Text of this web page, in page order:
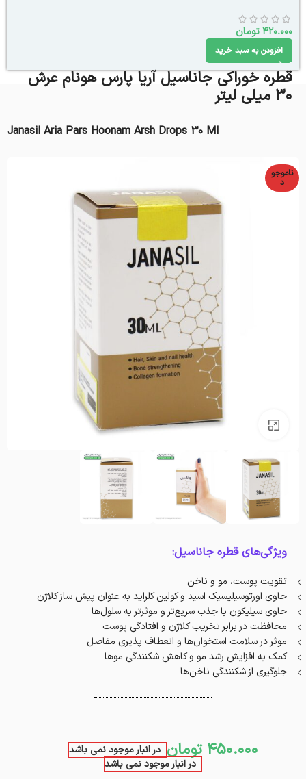
420.000تومان
افزودن به سبد خرید
قطره خوراکی جاناسیل آریا پارس هونام عرش
30 میلی لیتر
Janasil Aria Pars Hoonam Arsh Drops 30 Ml
ناموجو
د
بزرگنمایی تصویر
ویژگی‌های قطره جاناسیل:
تقویت پوست، مو و ناخن
حاوی اورتوسیلیسیک اسید و کولین کلراید به عنوان پیش ساز کلاژن
حاوی سیلیکون با جذب سریع‌تر و موثرتر به سلول‌ها
محافظت در برابر تخریب کلاژن و افتادگی پوست
موثر در سلامت استخوان‌ها و انعطاف پذیری مفاصل
کمک به افزایش رشد مو و کاهش شکنندگی موها
جلوگیری از شکنندگی ناخن‌ها
450.000 تومان در انبار موجود نمی باشد
در انبار موجود نمی باشد